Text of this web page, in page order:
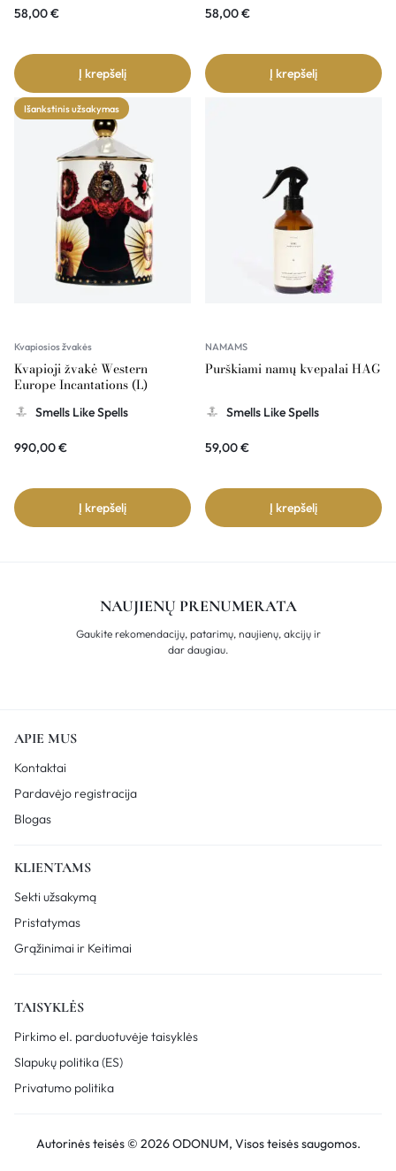
58,00€
Į krepšelį
58,00€
Į krepšelį
Išankstinis užsakymas
Kvapiosios žvakės
Kvapioji žvakė Western
Europe Incantations (L)
Smells Like Spells
990,00€
Į krepšelį
NAMAMS
Purškiami namų kvepalai HAG
Smells Like Spells
59,00€
Į krepšelį
NAUJIENŲ PRENUMERATA
Gaukite rekomendacijų, patarimų, naujienų, akcijų ir
dar daugiau.
APIE MUS
Kontaktai
Pardavėjo registracija
Blogas
KLIENTAMS
Sekti užsakymą
Pristatymas
Grąžinimai ir Keitimai
TAISYKLĖS
Pirkimo el. parduotuvėje taisyklės
Slapukų politika (ES)
Privatumo politika
Autorinės teisės © 2026 ODONUM, Visos teisės saugomos.